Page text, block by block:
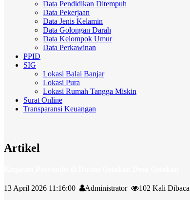
Data Pendidikan Ditempuh
Data Pekerjaan
Data Jenis Kelamin
Data Golongan Darah
Data Kelompok Umur
Data Perkawinan
PPID
SIG
Lokasi Balai Banjar
Lokasi Pura
Lokasi Rumah Tangga Miskin
Surat Online
Transparansi Keuangan
Artikel
13 April 2026 11:16:00 Administrator 102 Kali Dibaca